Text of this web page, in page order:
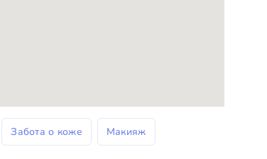
Забота о коже Макияж